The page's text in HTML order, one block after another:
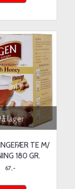
lager
TE M/
180 GR.
67,-